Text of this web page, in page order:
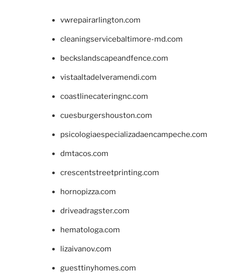
vwrepairarlington.com
cleaningservicebaltimore-md.com
beckslandscapeandfence.com
vistaaltadelveramendi.com
coastlinecateringnc.com
cuesburgershouston.com
psicologiaespecializadaencampeche.com
dmtacos.com
crescentstreetprinting.com
hornopizza.com
driveadragster.com
hematologa.com
lizaivanov.com
guesttinyhomes.com